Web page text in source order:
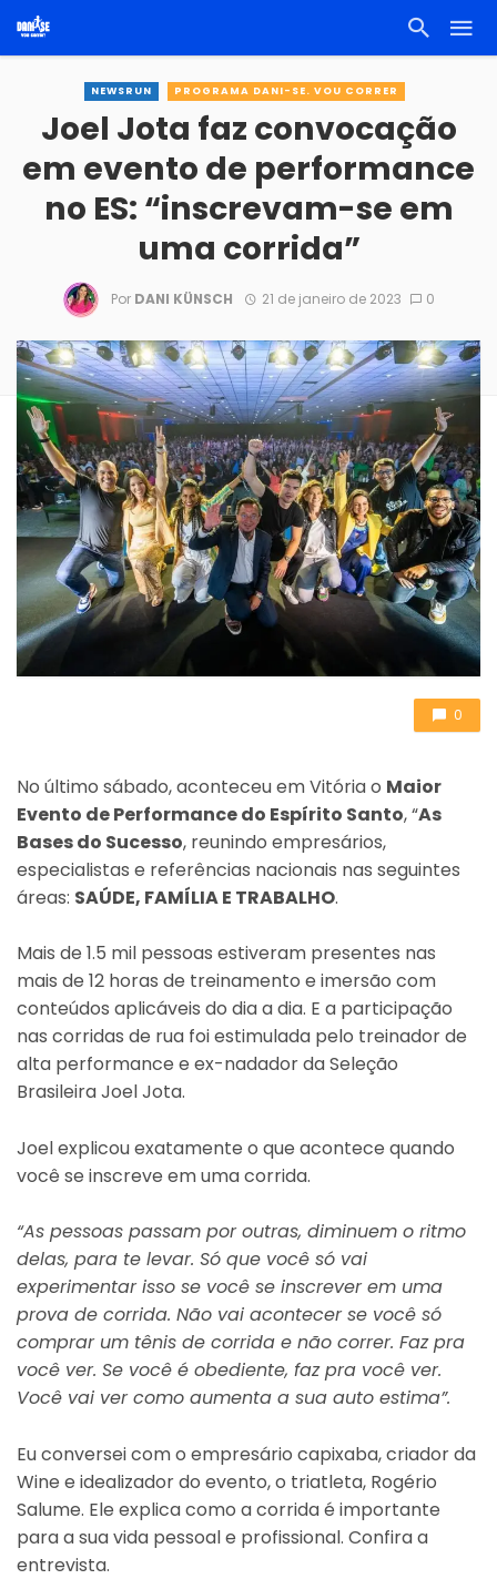
NEWSRUN PROGRAMA DANI-SE. VOU CORRER
Joel Jota faz convocação
em evento de performance
no ES: “inscrevam-se em
uma corrida”
Por DANI KÜNSCH 21 de janeiro de 2023 0
0
No último sábado, aconteceu em Vitória o Maior
Evento de Performance do Espírito Santo, “As
Bases do Sucesso, reunindo empresários,
especialistas e referências nacionais nas seguintes
áreas: SAÚDE, FAMÍLIA E TRABALHO.
Mais de 1.5 mil pessoas estiveram presentes nas
mais de 12 horas de treinamento e imersão com
conteúdos aplicáveis do dia a dia. E a participação
nas corridas de rua foi estimulada pelo treinador de
alta performance e ex-nadador da Seleção
Brasileira Joel Jota.
Joel explicou exatamente o que acontece quando
você se inscreve em uma corrida.
“As pessoas passam por outras, diminuem o ritmo
delas, para te levar. Só que você só vai
experimentar isso se você se inscrever em uma
prova de corrida. Não vai acontecer se você só
comprar um tênis de corrida e não correr. Faz pra
você ver. Se você é obediente, faz pra você ver.
Você vai ver como aumenta a sua auto estima”.
Eu conversei com o empresário capixaba, criador da
Wine e idealizador do evento, o triatleta, Rogério
Salume. Ele explica como a corrida é importante
para a sua vida pessoal e profissional. Confira a
entrevista.